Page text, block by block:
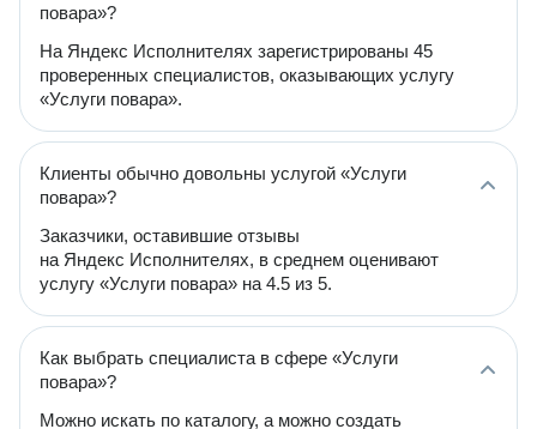
повара»?
На Яндекс Исполнителях зарегистрированы 45
проверенных специалистов, оказывающих услугу
«Услуги повара».
Клиенты обычно довольны услугой «Услуги
повара»?
Заказчики, оставившие отзывы
на Яндекс Исполнителях, в среднем оценивают
услугу «Услуги повара» на 4.5 из 5.
Как выбрать специалиста в сфере «Услуги
повара»?
Можно искать по каталогу, а можно создать